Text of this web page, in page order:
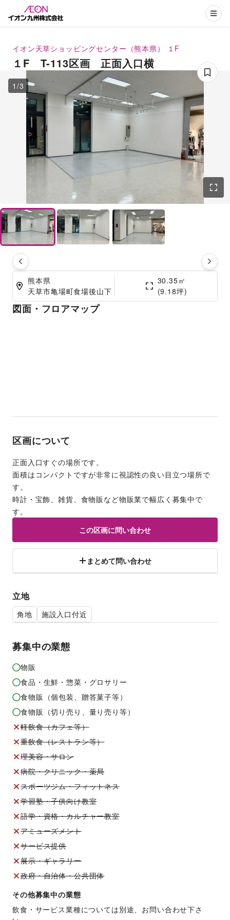
イオン天草ショッピングセンター（熊本県） １F
１F T-113区画 正面入口横
1 /3
熊本県
天草市亀場町食場後山下
30.35㎡
(9.18坪)
図面・フロアマップ
区画について
正面入口すぐの場所です。
面積はコンパクトですが非常に視認性の良い目立つ場所で
す。
時計・宝飾、雑貨、食物販など物販業で幅広く募集中で
す。
この区画に問い合わせ
まとめて問い合わせ
立地
角地 施設入口付近
募集中の業態
物販
食品・生鮮・惣菜・グロサリー
食物販（個包装、贈答菓子等）
食物販（切り売り、量り売り等）
軽飲食（カフェ等）
重飲食（レストラン等）
理美容・サロン
病院・クリニック・薬局
スポーツジム・フィットネス
学習塾・子供向け教室
語学・資格・カルチャー教室
アミューズメント
サービス提供
展示・ギャラリー
政府・自治体・公共団体
その他募集中の業態
飲食・サービス業種については別途、お問い合わせ下さ